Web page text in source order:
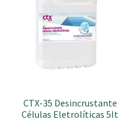
CTX-35 Desincrustante
Células Eletrolíticas 5lt